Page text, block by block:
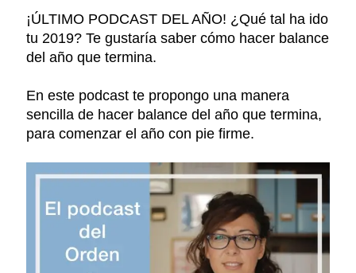
¡ÚLTIMO PODCAST DEL AÑO! ¿Qué tal ha ido
tu 2019? Te gustaría saber cómo hacer balance
del año que termina.
En este podcast te propongo una manera
sencilla de hacer balance del año que termina,
para comenzar el año con pie firme.